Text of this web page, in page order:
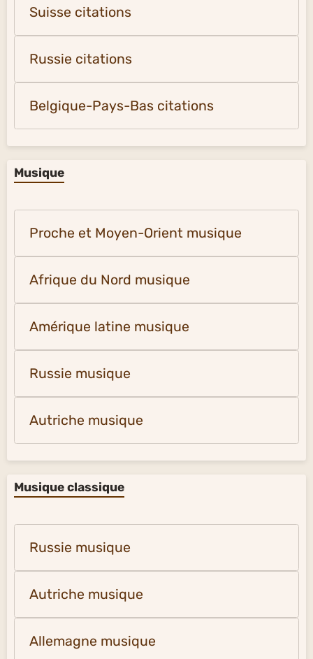
Suisse citations
Russie citations
Belgique-Pays-Bas citations
Musique
Proche et Moyen-Orient musique
Afrique du Nord musique
Amérique latine musique
Russie musique
Autriche musique
Musique classique
Russie musique
Autriche musique
Allemagne musique